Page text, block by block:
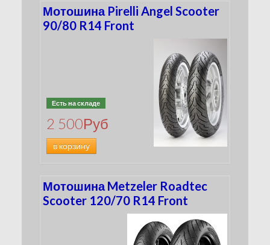
Мотошина Pirelli Angel Scooter
90/80 R14 Front
Есть на складе
2 500Руб
в корзину
Мотошина Metzeler Roadtec
Scooter 120/70 R14 Front